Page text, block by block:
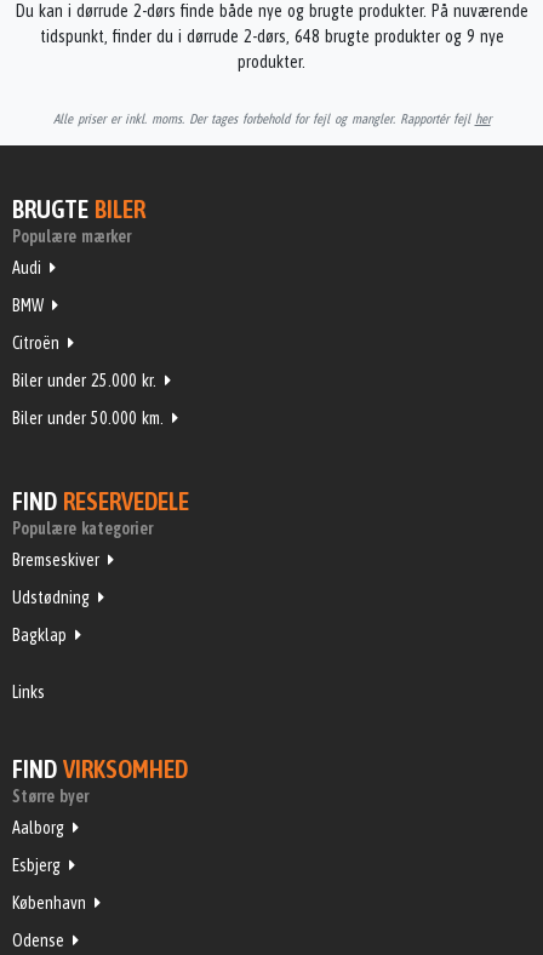
Du kan i dørrude 2-dørs finde både nye og brugte produkter. På nuværende
tidspunkt, finder du i dørrude 2-dørs, 648 brugte produkter og 9 nye
produkter.
Alle priser er inkl. moms. Der tages forbehold for fejl og mangler. Rapportér fejl her
BRUGTE BILER
Populære mærker
Audi
BMW
Citroën
Biler under 25.000 kr.
Biler under 50.000 km.
FIND RESERVEDELE
Populære kategorier
Bremseskiver
Udstødning
Bagklap
Links
FIND VIRKSOMHED
Større byer
Aalborg
Esbjerg
København
Odense